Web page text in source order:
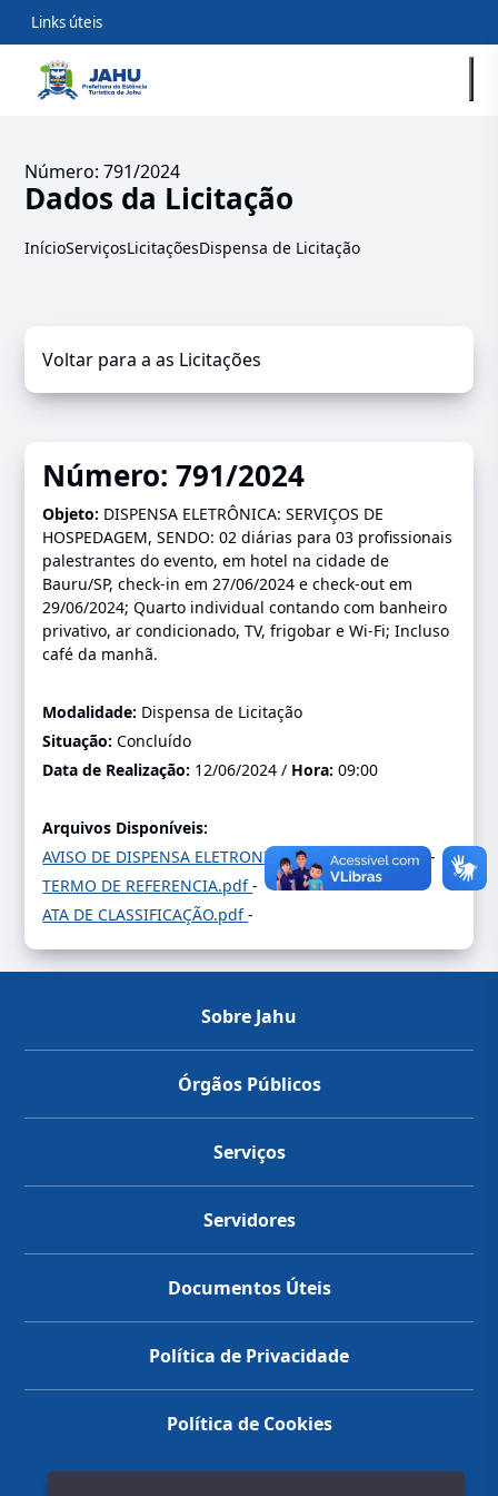
Links úteis
Número: 791/2024
Dados da Licitação
InícioServiçosLicitaçõesDispensa de Licitação
Voltar para a as Licitações
Número: 791/2024
Objeto: DISPENSA ELETRÔNICA: SERVIÇOS DE
HOSPEDAGEM, SENDO: 02 diárias para 03 profissionais
palestrantes do evento, em hotel na cidade de
Bauru/SP, check-in em 27/06/2024 e check-out em
29/06/2024; Quarto individual contando com banheiro
privativo, ar condicionado, TV, frigobar e Wi-Fi; Incluso
café da manhã.
Modalidade: Dispensa de Licitação
Situação:Concluído
Data de Realização: 12/06/2024 / Hora:09:00
Arquivos Disponíveis:
AVISO DE DISPENSA ELETRONICA DE LICITACAO.pdf-
TERMO DE REFERENCIA.pdf-
ATA DE CLASSIFICAÇÃO.pdf-
Sobre Jahu
Órgãos Públicos
Serviços
Servidores
Documentos Úteis
Política de Privacidade
Política de Cookies